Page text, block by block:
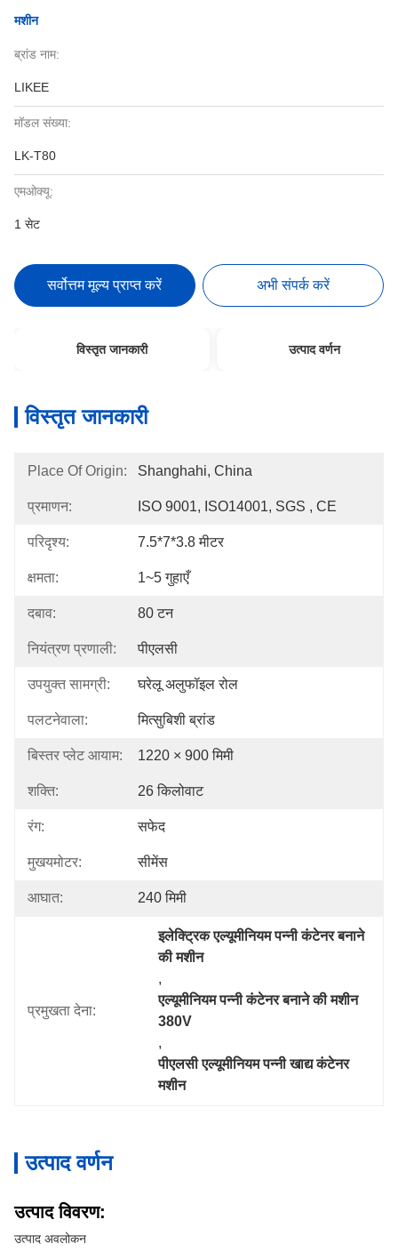
मशीन
ब्रांड नाम:
LIKEE
मॉडल संख्या:
LK-T80
एमओक्यू:
1 सेट
सर्वोत्तम मूल्य प्राप्त करें अभी संपर्क करें
विस्तृत जानकारी उत्पाद वर्णन
विस्तृत जानकारी
Place Of Origin: Shanghahi, China
प्रमाणन: ISO 9001, ISO14001, SGS , CE
परिदृश्य: 7.5*7*3.8 मीटर
क्षमता: 1~5 गुहाएँ
दबाव: 80 टन
नियंत्रण प्रणाली: पीएलसी
उपयुक्त सामग्री: घरेलू अलुफॉइल रोल
पलटनेवाला: मित्सुबिशी ब्रांड
बिस्तर प्लेट आयाम: 1220 × 900 मिमी
शक्ति: 26 किलोवाट
रंग: सफेद
मुखयमोटर: सीमेंस
आघात: 240 मिमी
प्रमुखता देना:
इलेक्ट्रिक एल्यूमीनियम पन्नी कंटेनर बनाने
की मशीन
,
एल्यूमीनियम पन्नी कंटेनर बनाने की मशीन
380V
,
पीएलसी एल्यूमीनियम पन्नी खाद्य कंटेनर
मशीन
उत्पाद वर्णन
उत्पाद विवरण:
उत्पाद अवलोकन